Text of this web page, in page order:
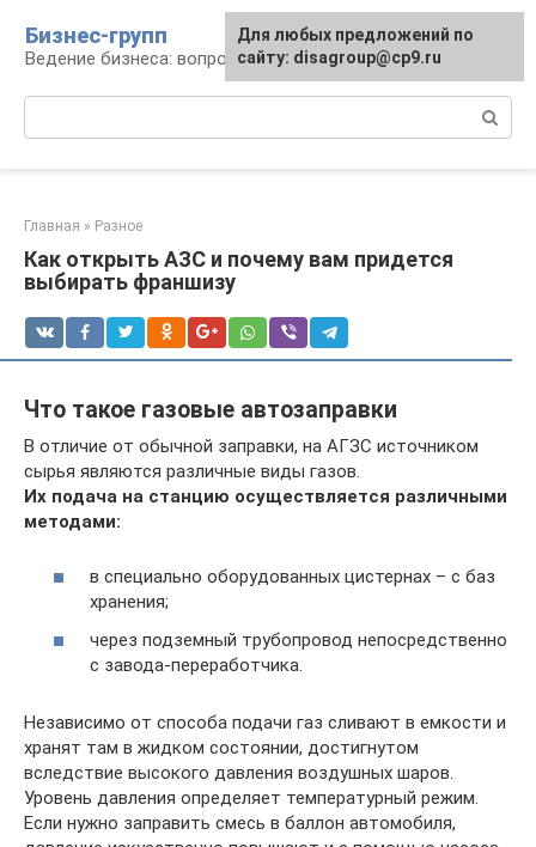
контенту
Бизнес-групп
Ведение бизнеса: вопросы, советы, проблемы
Главная » Разное
Как открыть АЗС и почему вам придется
выбирать франшизу
Что такое газовые автозаправки
В отличие от обычной заправки, на АГЗС источником
сырья являются различные виды газов.
Их подача на станцию осуществляется различными
методами:
в специально оборудованных цистернах – с баз
хранения;
через подземный трубопровод непосредственно
с завода-переработчика.
Независимо от способа подачи газ сливают в емкости и
хранят там в жидком состоянии, достигнутом
вследствие высокого давления воздушных шаров.
Уровень давления определяет температурный режим.
Если нужно заправить смесь в баллон автомобиля,
Для любых предложений по
сайту: disagroup@cp9.ru